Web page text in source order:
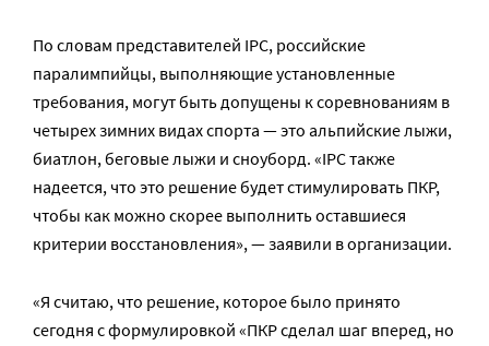
По словам представителей IPC, российские
паралимпийцы, выполняющие установленные
требования, могут быть допущены к соревнованиям в
четырех зимних видах спорта — это альпийские лыжи,
биатлон, беговые лыжи и сноуборд. «IPC также
надеется, что это решение будет стимулировать ПКР,
чтобы как можно скорее выполнить оставшиеся
критерии восстановления», — заявили в организации.
«Я считаю, что решение, которое было принято
сегодня с формулировкой «ПКР сделал шаг вперед, но